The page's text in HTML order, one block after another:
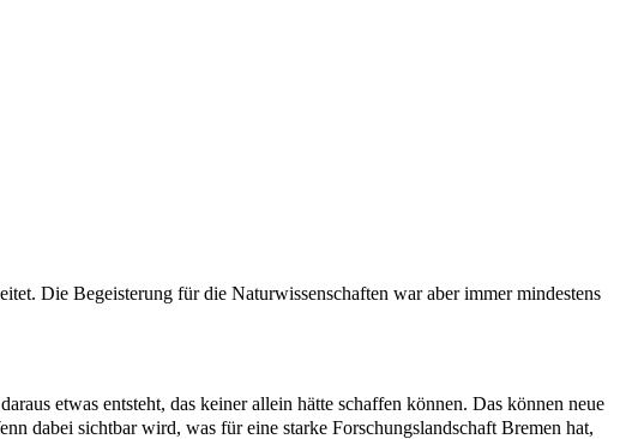
Die Begeisterung für die Naturwissenschaften war aber immer mindestens
etwas entsteht, das keiner allein hätte schaffen können. Das können neue
dabei sichtbar wird, was für eine starke Forschungslandschaft Bremen hat,